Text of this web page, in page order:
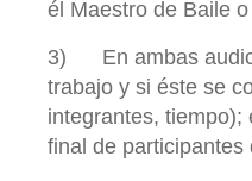
él Maestro de Baile
3) En ambas
trabajo y si éste se
integrantes,
final de participantes